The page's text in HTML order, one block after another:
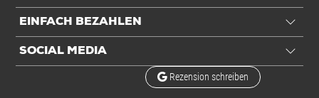
EINFACH BEZAHLEN
SOCIAL MEDIA
Rezension schreiben